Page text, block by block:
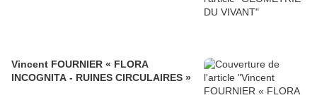
Vincent FOURNIER « FLORA
INCOGNITA - RUINES CIRCULAIRES »